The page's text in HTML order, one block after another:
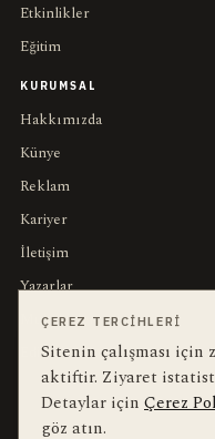
Etkinlikler
Eğitim
KURUMSAL
Hakkımızda
Künye
Reklam
Kariyer
İletişim
Yazarlar
Muhabirler
Editörler
YEREL ARANANLAR
ÇEREZ TERCIHLERI
Sitenin çalışması
aktiftir. Ziyaret
Detaylar için Çerez
göz atın.